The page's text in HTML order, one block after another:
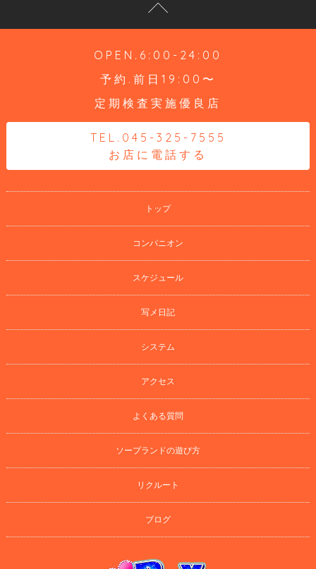
OPEN.6:00-24:00
予約.前日19:00〜
定期検査実施優良店
TEL.045-325-7555
お店に電話する
トップ
コンパニオン
スケジュール
写メ日記
システム
アクセス
よくある質問
ソープランドの遊び方
リクルート
ブログ